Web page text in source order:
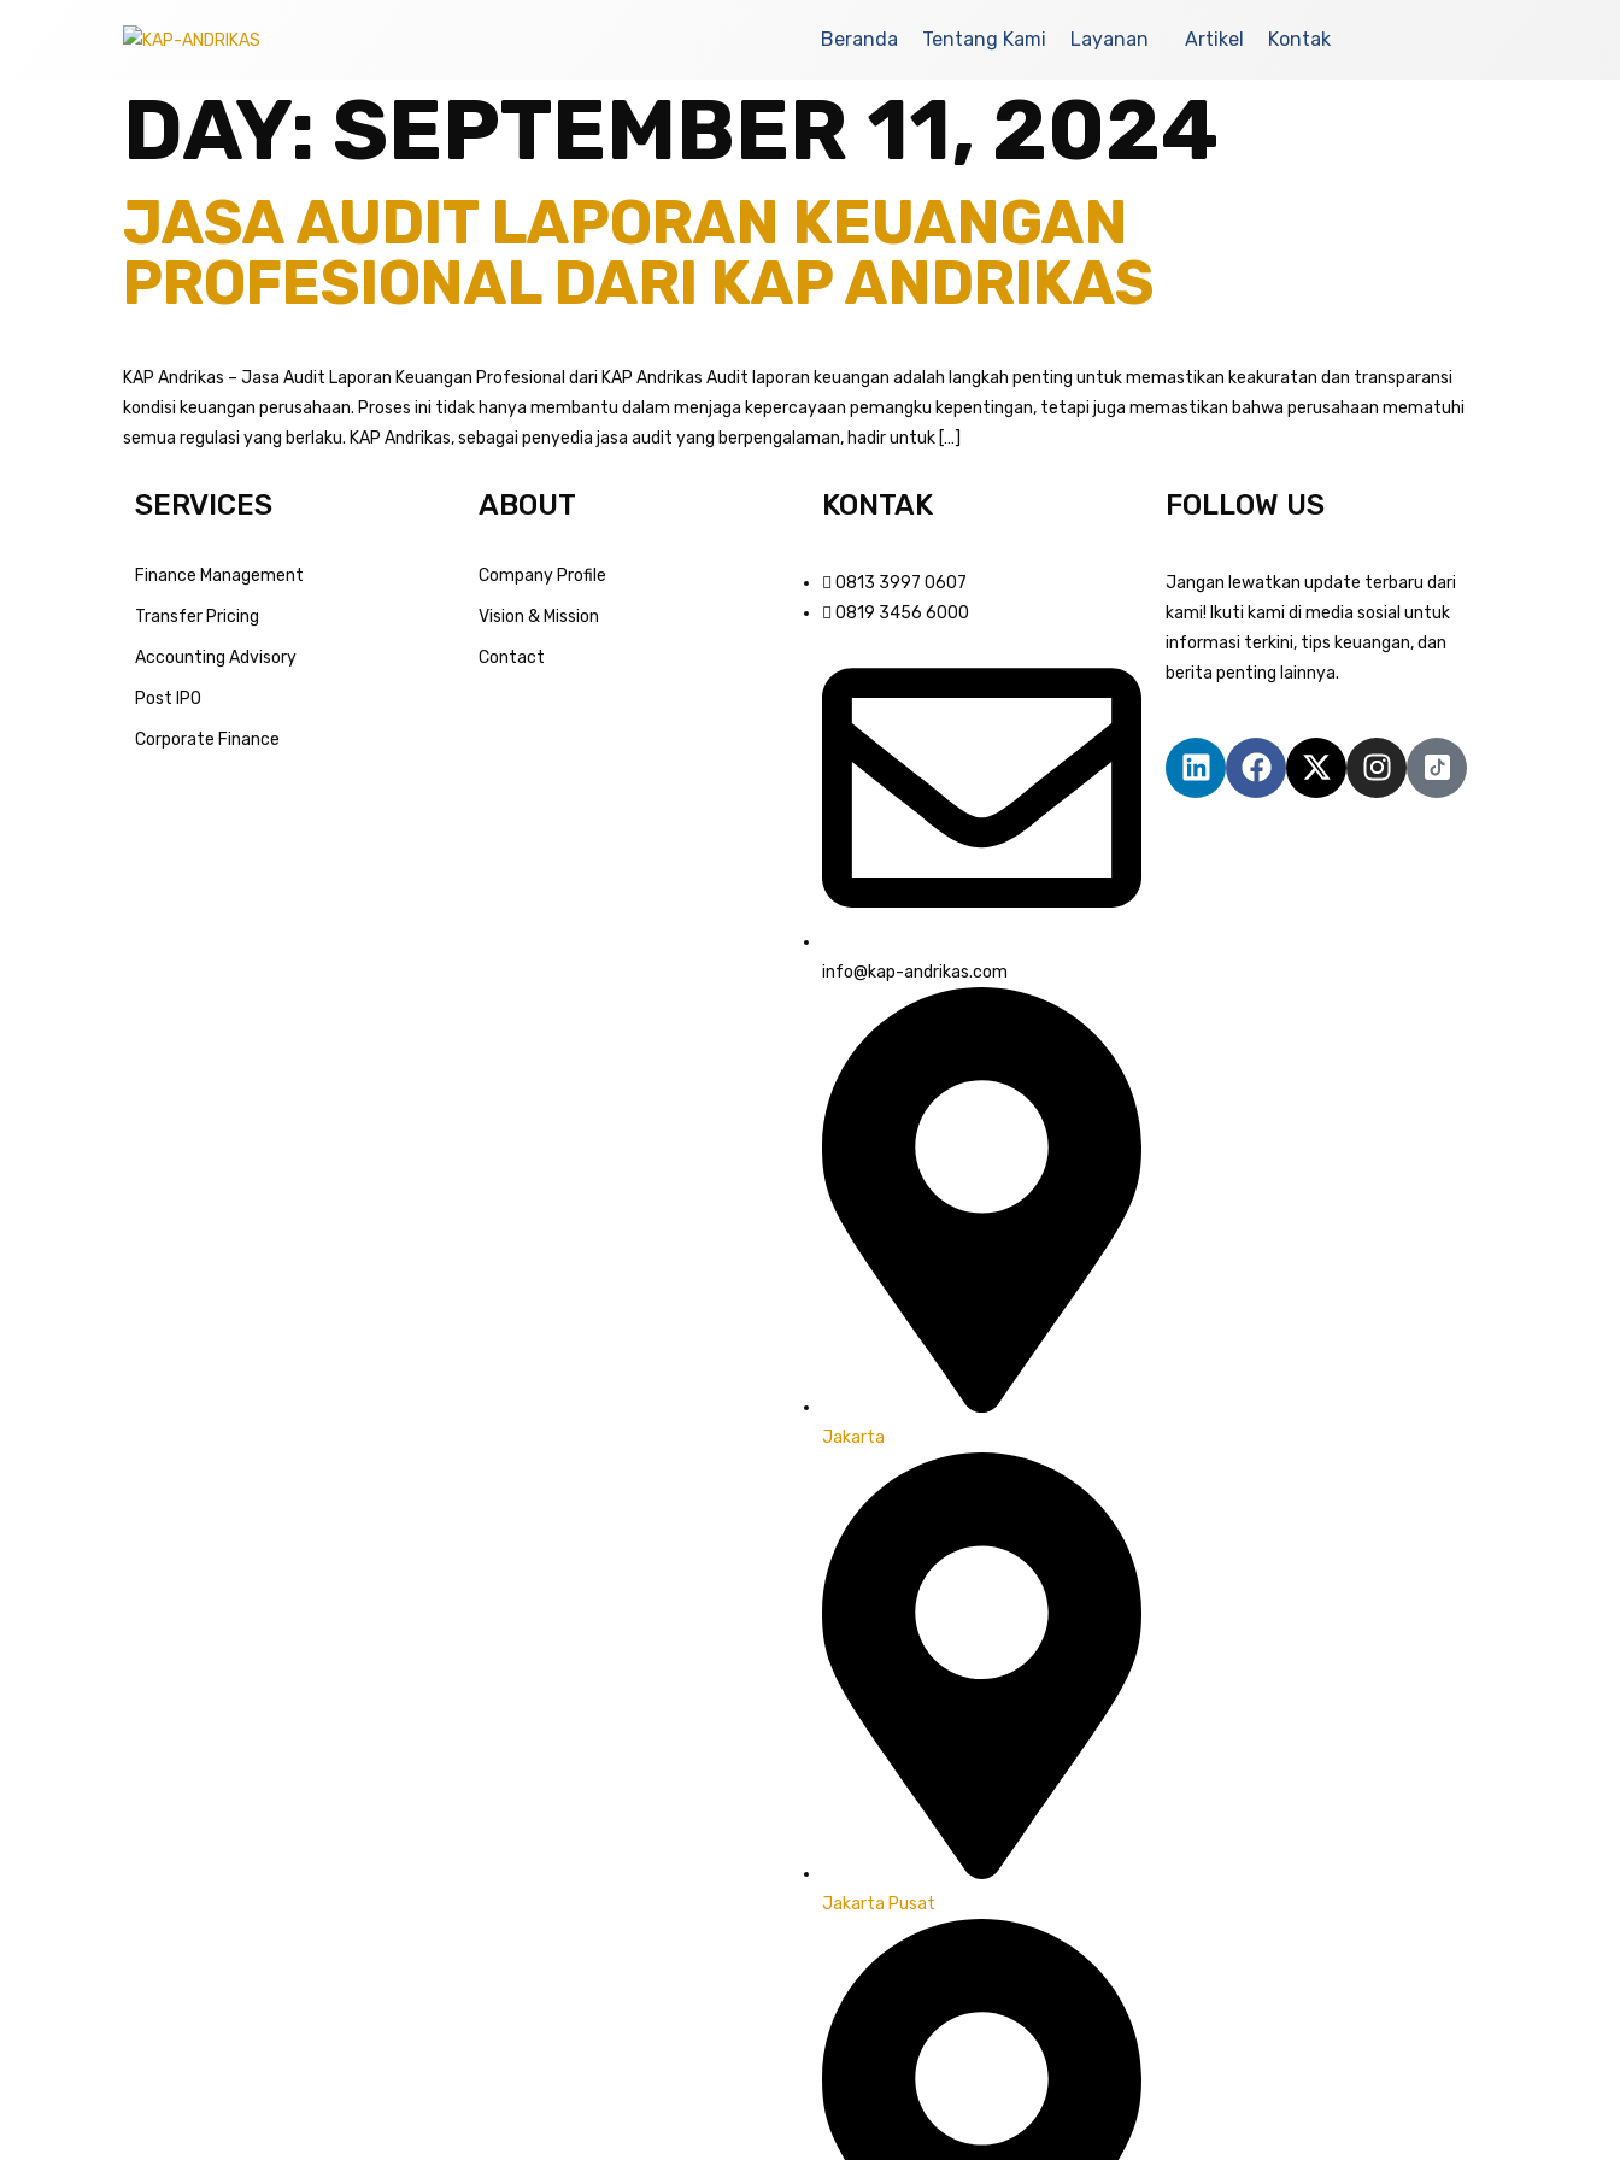
Beranda Tentang Kami Layanan Artikel Kontak
DAY: SEPTEMBER 11, 2024
JASA AUDIT LAPORAN KEUANGAN
PROFESIONAL DARI KAP ANDRIKAS
KAP Andrikas – Jasa Audit Laporan Keuangan Profesional dari KAP Andrikas Audit laporan keuangan adalah langkah penting untuk memastikan keakuratan dan transparansi
kondisi keuangan perusahaan. Proses ini tidak hanya membantu dalam menjaga kepercayaan pemangku kepentingan, tetapi juga memastikan bahwa perusahaan mematuhi
semua regulasi yang berlaku. KAP Andrikas, sebagai penyedia jasa audit yang berpengalaman, hadir untuk […]
SERVICES
Finance Management
Transfer Pricing
Accounting Advisory
Post IPO
Corporate Finance
ABOUT
Company Profile
Vision & Mission
Contact
KONTAK
0813 3997 0607
0819 3456 6000
info@kap-andrikas.com
Jakarta
Jakarta Pusat
FOLLOW US
Jangan lewatkan update terbaru dari
kami! Ikuti kami di media sosial untuk
informasi terkini, tips keuangan, dan
berita penting lainnya.